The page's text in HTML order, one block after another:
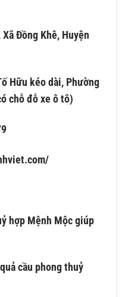
Đồng Khê, Huyện
Hữu kéo dài, Phường
chỗ đỗ xe ô tô)
hợp Mệnh Mộc giúp
cầu phong thuỷ